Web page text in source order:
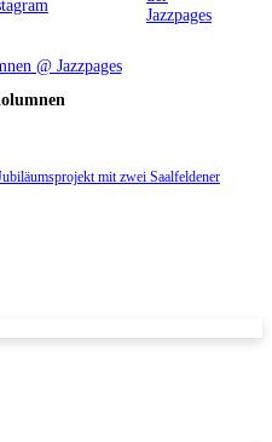
mit zwei Saalfeldener